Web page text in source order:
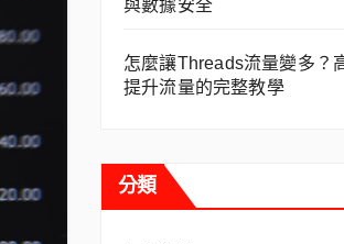
與數據安全
怎麼讓Threads流量變多？
提升流量的完整教學
分類